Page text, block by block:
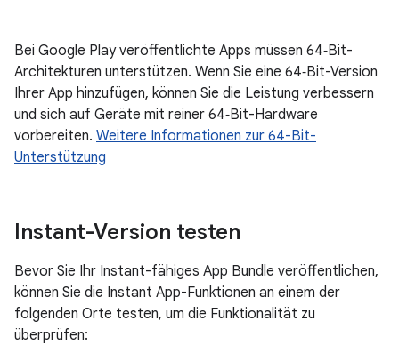
Bei Google Play veröffentlichte Apps müssen 64‑Bit-
Architekturen unterstützen. Wenn Sie eine 64‑Bit-Version
Ihrer App hinzufügen, können Sie die Leistung verbessern
und sich auf Geräte mit reiner 64‑Bit-Hardware
vorbereiten. Weitere Informationen zur 64-Bit-
Unterstützung
Instant-Version testen
Bevor Sie Ihr Instant-fähiges App Bundle veröffentlichen,
können Sie die Instant App-Funktionen an einem der
folgenden Orte testen, um die Funktionalität zu
überprüfen: